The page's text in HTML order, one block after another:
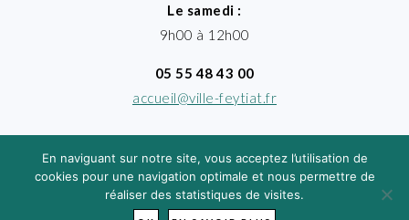
Le samedi :
9h00 à 12h00
05 55 48 43 00
accueil@ville-feytiat.fr
En naviguant sur notre site, vous acceptez l’utilisation de
cookies pour une navigation optimale et nous permettre de
réaliser des statistiques de visites.